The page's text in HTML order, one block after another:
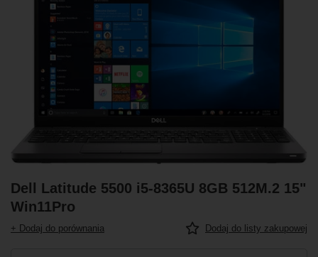
Dell Latitude 5500 i5-8365U 8GB 512M.2 15"
Win11Pro
+ Dodaj do porównania Dodaj do listy zakupowej